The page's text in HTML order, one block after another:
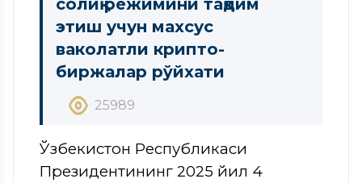
солиқ режимини тақдим
этиш учун махсус
ваколатли крипто-
биржалар рўйхати
25989
Ўзбекистон Республикаси
Президентининг 2025 йил 4